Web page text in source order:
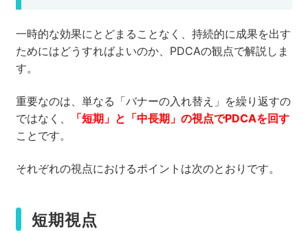
一時的な効果にとどまることなく、持続的に成果を出す
ためにはどうすればよいのか、PDCAの観点で解説しま
す。
重要なのは、単なる「バナーの入れ替え」を繰り返すの
ではなく、
「短期」と「中長期」の視点でPDCAを回す
ことです。
それぞれの視点におけるポイントは次のとおりです。
短期視点